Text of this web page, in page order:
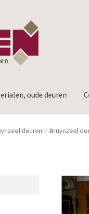
oude deuren
deuren Bruynzeel